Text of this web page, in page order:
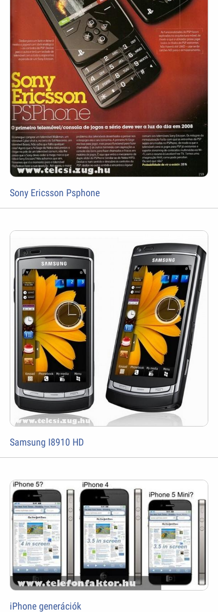
Sony Ericsson Psphone
Samsung I8910 HD
iPhone generációk